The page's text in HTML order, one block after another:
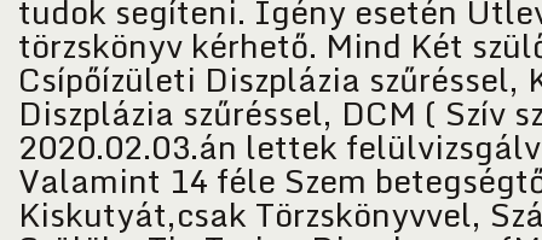
tudok segíteni. Igény esetén
törzskönyv kérhető. Mind Két
Csípőízületi Diszplázia szűréssel,
Diszplázia szűréssel, DCM ( Szív
2020.02.03.án lettek
Valamint 14 féle Szem
Kiskutyát,csak Törzskönyvvel,